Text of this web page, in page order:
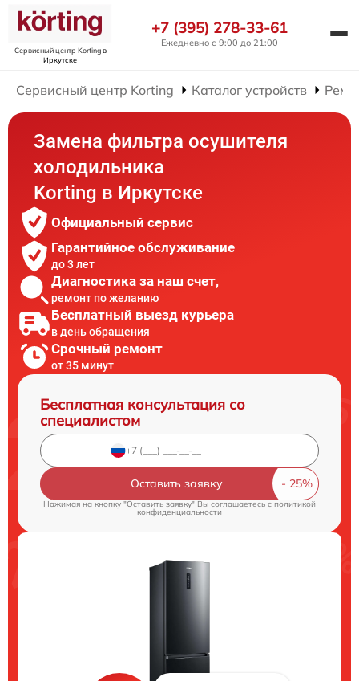
Сервисный центр Kortingв
Иркутске
+7 (395) 278-33-61
Ежедневно с 9:00 до 21:00
Сервисный центр Korting Каталог устройств
Замена фильтра осушителя
холодильника
Korting в Иркутске
Официальный сервис
Гарантийное обслуживание
до 3 лет
Диагностика за наш счет,
ремонт по желанию
Бесплатный выезд курьера
в день обращения
Срочный ремонт
от 35 минут
Бесплатная консультация со
специалистом
Оставить заявку
Нажимая на кнопку "Оставить заявку" Вы соглашаетесь cполитикой
конфиденциальности